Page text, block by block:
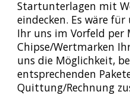
Startunterlagen mit
eindecken. Es wäre
Ihr uns im Vorfeld
Chipse/Wertmarken
uns die Möglichkeit,
entsprechenden
Quittung/Rechnung